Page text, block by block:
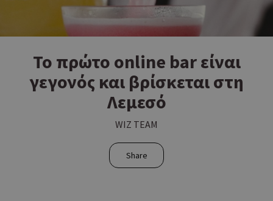
Το πρώτο online bar είναι
γεγονός και βρίσκεται στη
Λεμεσό
WIZ TEAM
Share